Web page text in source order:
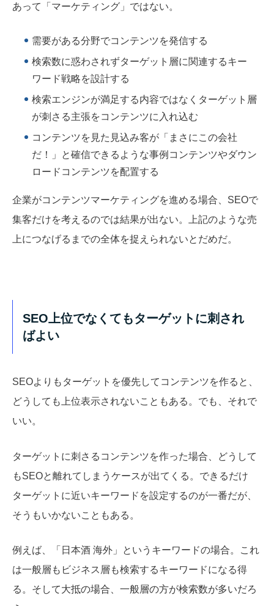
あって「マーケティング」ではない。
需要がある分野でコンテンツを発信する
検索数に惑わされずターゲット層に関連するキー
ワード戦略を設計する
検索エンジンが満足する内容ではなくターゲット 層
が刺さる主張をコンテンツに入れ込む
コンテンツを見た見込み客が「まさにこの会社
だ！」と確信できるような事例コンテンツやダウン
ロードコンテンツを配置する
企業がコンテンツマーケティングを進める場合、SEOで
集客だけを考えるのでは結果が出ない。上記のような売
上につなげるまでの全体を捉えられないとだめだ。
SEO上位でなくてもターゲットに刺され
ばよい
SEOよりもターゲットを優先してコンテンツを作ると、
どうしても上位表示されないこともある。でも、それで
いい。
ターゲットに刺さるコンテンツを作った場合、どうして
もSEOと離れてしまうケースが出てくる。できるだけ
ターゲットに近いキーワードを設定するのが一番だが、
そうもいかないこともある。
例えば、「日本酒 海外」というキーワードの場合。これ
は一般層もビジネス層も検索するキーワードになる得
る。 そして大抵の場合、一般層の方が検索数が多いだろ